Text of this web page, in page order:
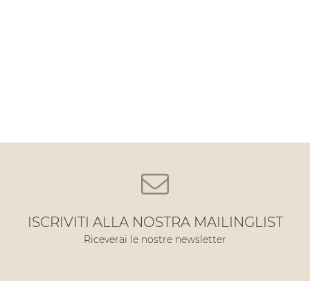
ISCRIVITI ALLA NOSTRA MAILINGLIST
Riceverai le nostre newsletter